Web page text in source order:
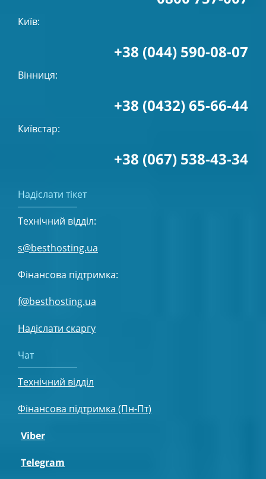
Київ:
+38 (044) 590-08-07
Вінниця:
+38 (0432) 65-66-44
Київстар:
+38 (067) 538-43-34
Надіслати тікет
Технічний відділ:
s@besthosting.ua
Фінансова підтримка:
f@besthosting.ua
Надіслати скаргу
Чат
Технічний відділ
Фінансова підтримка (Пн-Пт)
Viber
Telegram